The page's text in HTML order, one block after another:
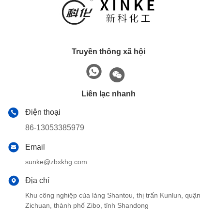
Truyền thông xã hội
Liên lạc nhanh
Điện thoại
86-13053385979
Email
sunke@zbxkhg.com
Địa chỉ
Khu công nghiệp của làng Shantou, thị trấn Kunlun, quận
Zichuan, thành phố Zibo, tỉnh Shandong